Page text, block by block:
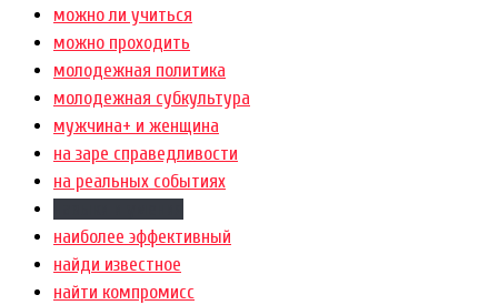
можно ли учиться
можно проходить
молодежная политика
молодежная субкультура
мужчина+ и женщина
на заре справедливости
на реальных событиях
наиболее эффективный
найди известное
найти компромисс